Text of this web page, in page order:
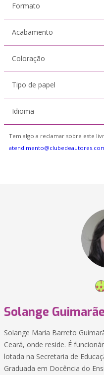
Formato
Acabamento
Coloração
Tipo de papel
Idioma
Tem algo a reclamar sobre este
Solange
Solange Maria Barreto
Ceará, onde reside. É
lotada na Secretaria de
Graduada em Docência do